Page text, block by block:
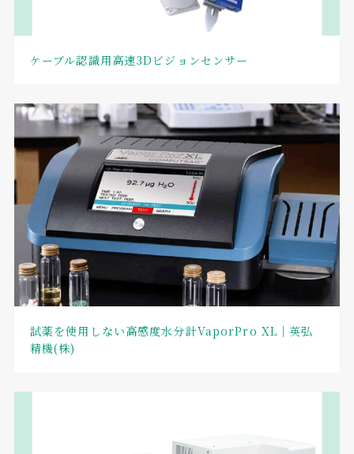
ケーブル認識用高速3Dビジョンセンサー
試薬を使用しない高感度水分計VaporPro XL｜英弘
精機(株)